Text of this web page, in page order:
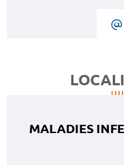
MALADIES